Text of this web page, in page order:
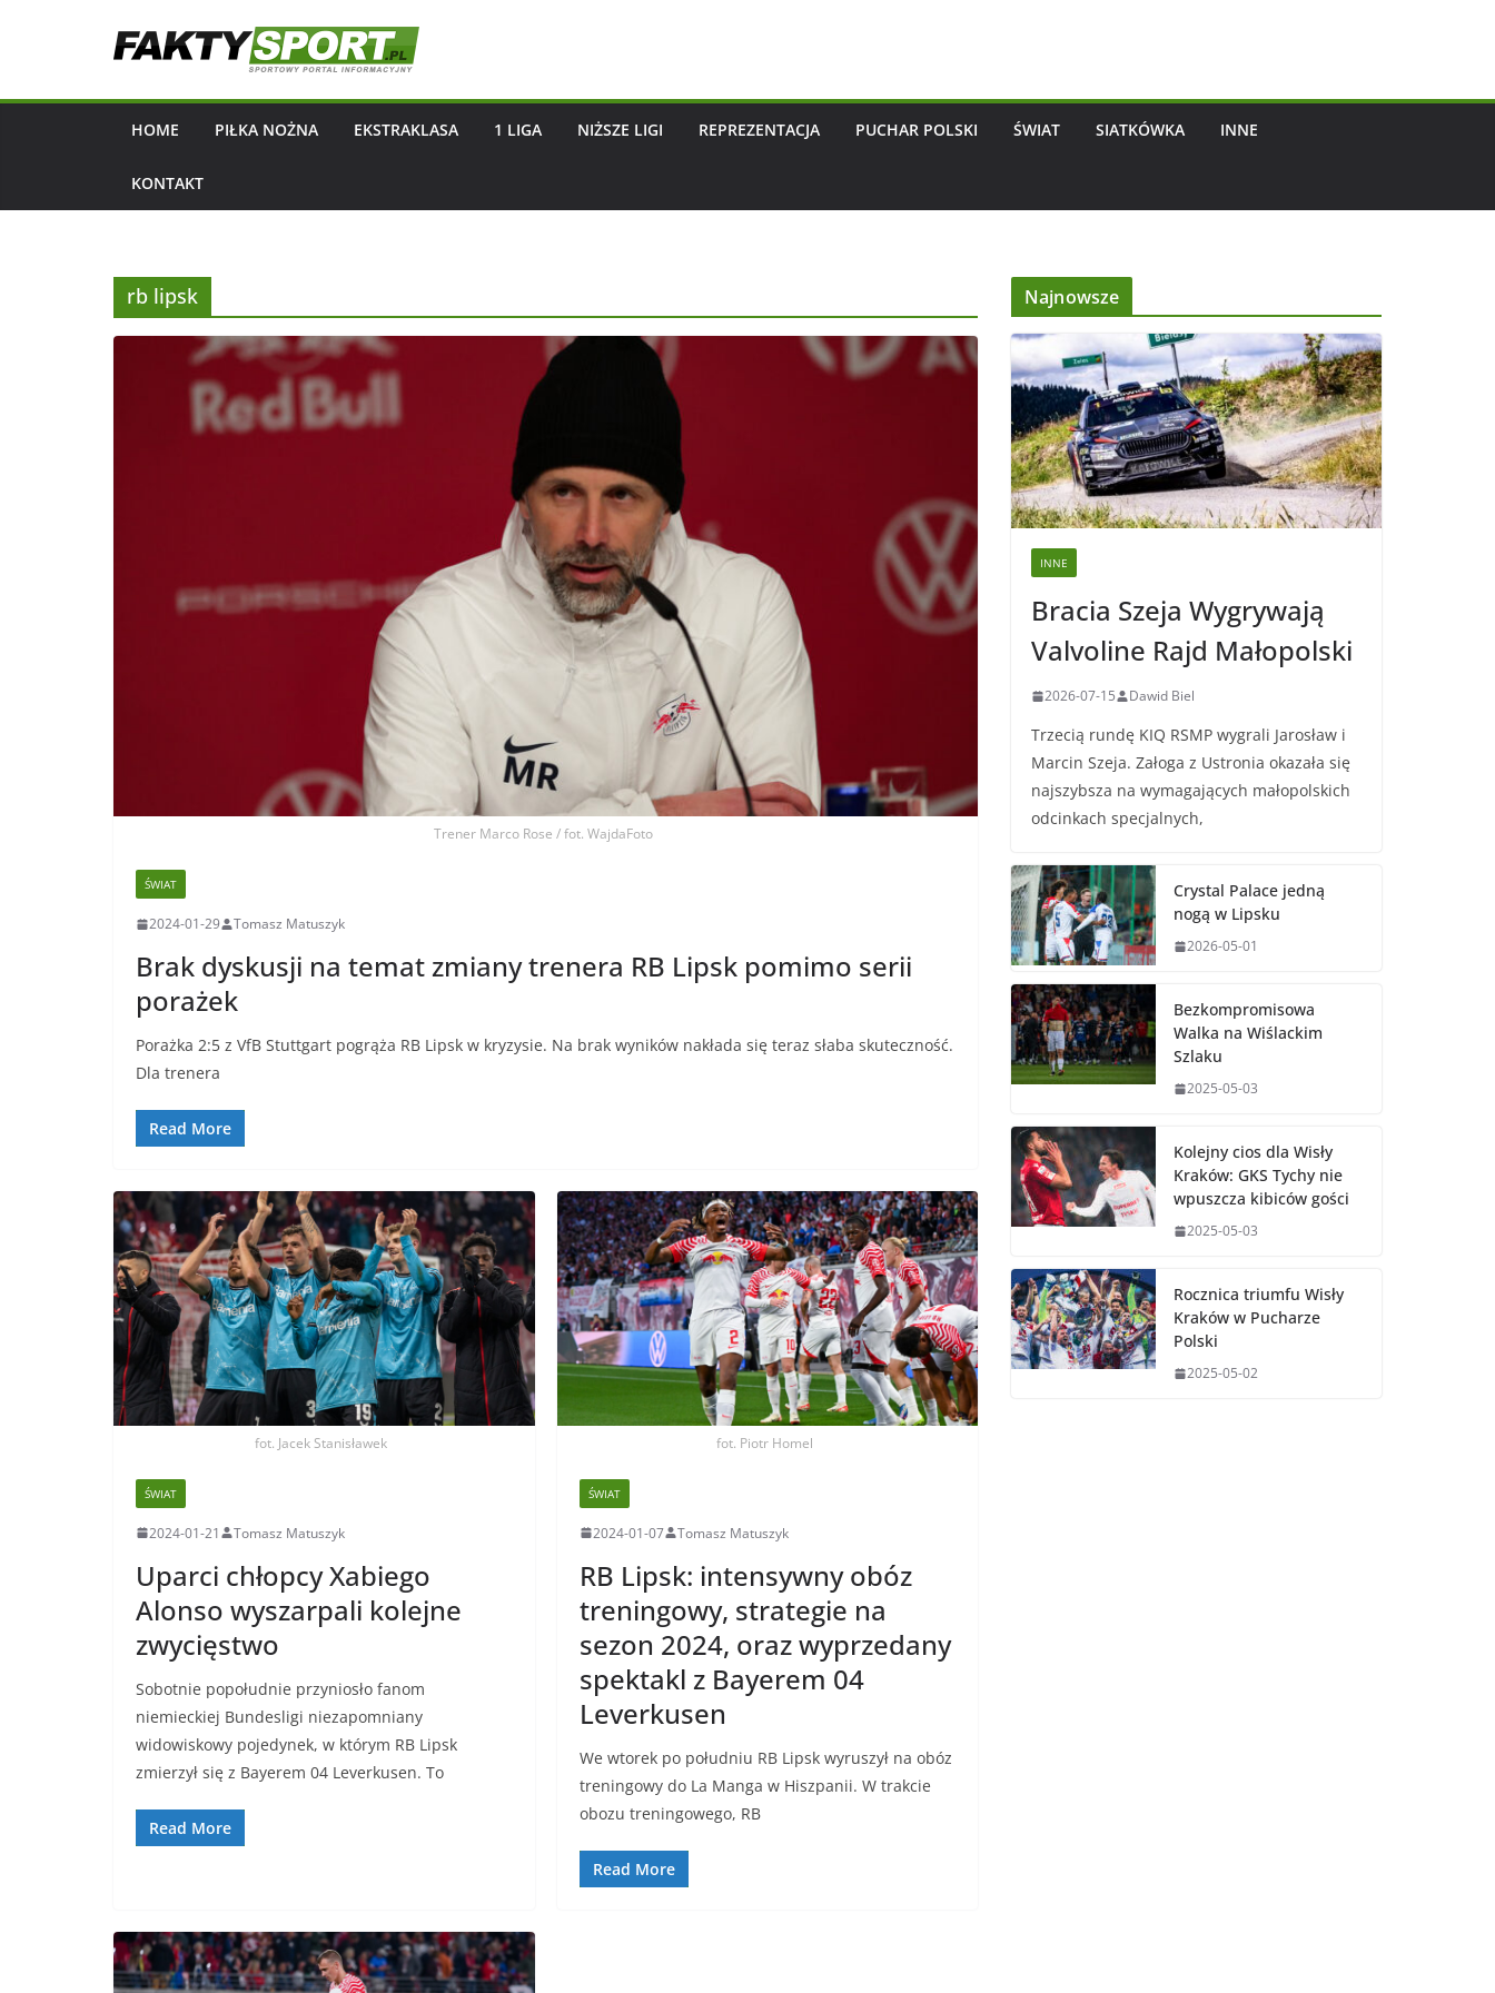
HOME PIŁKA NOŻNA EKSTRAKLASA 1 LIGA NIŻSZE LIGI REPREZENTACJA PUCHAR POLSKI ŚWIAT SIATKÓWKA INNE
KONTAKT
rb lipsk
Trener Marco Rose / fot. WajdaFoto
ŚWIAT
2024-01-29 Tomasz Matuszyk
Brak dyskusji na temat zmiany trenera RB Lipsk pomimo serii
porażek
Porażka 2:5 z VfB Stuttgart pogrąża RB Lipsk w kryzysie. Na brak wyników nakłada się teraz słaba skuteczność.
Dla trenera
Read More
fot. Jacek Stanisławek
ŚWIAT
2024-01-21 Tomasz Matuszyk
Uparci chłopcy Xabiego
Alonso wyszarpali kolejne
zwycięstwo
Sobotnie popołudnie przyniosło fanom
niemieckiej Bundesligi niezapomniany
widowiskowy pojedynek, w którym RB Lipsk
zmierzył się z Bayerem 04 Leverkusen. To
Read More
fot. Piotr Homel
ŚWIAT
2024-01-07 Tomasz Matuszyk
RB Lipsk: intensywny obóz
treningowy, strategie na
sezon 2024, oraz wyprzedany
spektakl z Bayerem 04
Leverkusen
We wtorek po południu RB Lipsk wyruszył na obóz
treningowy do La Manga w Hiszpanii. W trakcie
obozu treningowego, RB
Read More
Najnowsze
INNE
Bracia Szeja Wygrywają
Valvoline Rajd Małopolski
2026-07-15 Dawid Biel
Trzecią rundę KIQ RSMP wygrali Jarosław i
Marcin Szeja. Załoga z Ustronia okazała się
najszybsza na wymagających małopolskich
odcinkach specjalnych,
Crystal Palace jedną
nogą w Lipsku
2026-05-01
Bezkompromisowa
Walka na Wiślackim
Szlaku
2025-05-03
Kolejny cios dla Wisły
Kraków: GKS Tychy nie
wpuszcza kibiców gości
2025-05-03
Rocznica triumfu Wisły
Kraków w Pucharze
Polski
2025-05-02